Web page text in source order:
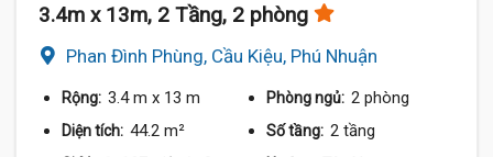
3.4m x 13m, 2 Tầng, 2 phòng
Phan Đình Phùng, Cầu Kiệu, Phú Nhuận
Rộng: 3.4 m x 13 m Phòng ngủ: 2 phòng
Diện tích: 44.2 m² Số tầng: 2 tầng